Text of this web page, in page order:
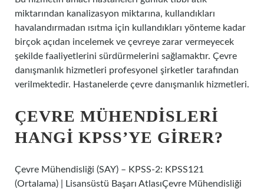
miktarından kanalizasyon miktarına, kullandıkları
havalandırmadan ısıtma için kullandıkları yönteme kadar
birçok açıdan incelemek ve çevreye zarar vermeyecek
şekilde faaliyetlerini sürdürmelerini sağlamaktır. Çevre
danışmanlık hizmetleri profesyonel şirketler tarafından
verilmektedir. Hastanelerde çevre danışmanlık hizmetleri.
ÇEVRE MÜHENDISLERI
HANGI KPSS’YE GIRER?
Çevre Mühendisliği (SAY) – KPSS-2: KPSS121
(Ortalama) | Lisansüstü Başarı AtlasıÇevre Mühendisliği